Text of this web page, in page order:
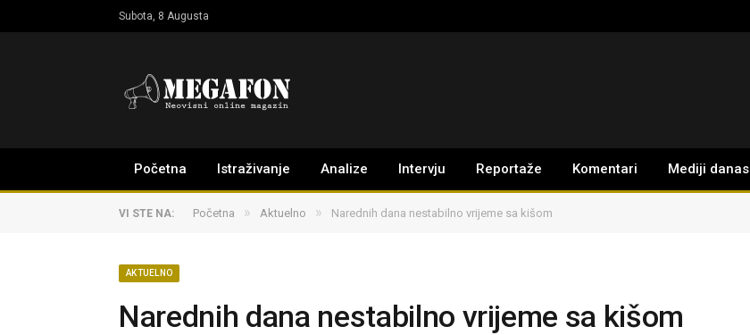
Subota, 8 Augusta
Početna Istraživanje Analize Intervju Reportaže Komentari Mediji danas
VI STE NA: Početna » Aktuelno » Narednih dana nestabilno vrijeme sa kišom
AKTUELNO
Narednih dana nestabilno vrijeme sa kišom